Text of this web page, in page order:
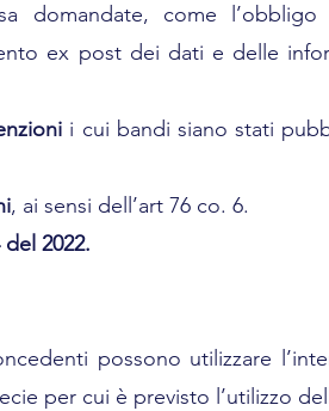
domandate, come l’obbligo
ex post dei dati e delle
i cui bandi siano stati
, ai sensi dell’art 76 co. 6.
2022.
possono utilizzare
per cui è previsto l’utilizzo